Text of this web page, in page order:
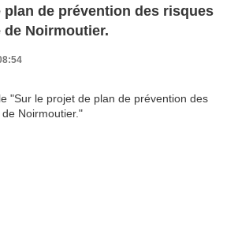
plan de prévention des risques
Noirmoutier.